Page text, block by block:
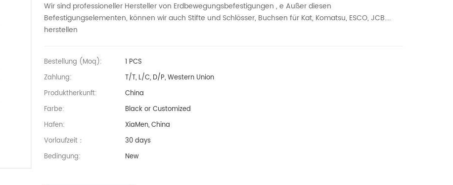
Wir sind professioneller Hersteller von Erdbewegungsbefestigungen , e Außer diesen
Befestigungselementen, können wir auch Stifte und Schlösser, Buchsen für Kat, Komatsu, ESCO, JCB....
herstellen
Bestellung (moq):
1 PCS
Zahlung:
T/T, L/C, D/P, Western Union
Produktherkunft:
China
Farbe:
Black or Customized
Hafen:
XiaMen, China
Vorlaufzeit：
30 days
Bedingung:
New